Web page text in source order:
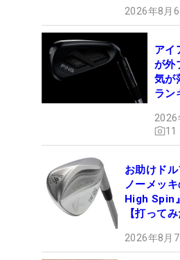
2026年8月
アイ
が外
気が
ラン
2026
11
お助けド
ノーメッ
High Spin
【打ってみ
2026年8月